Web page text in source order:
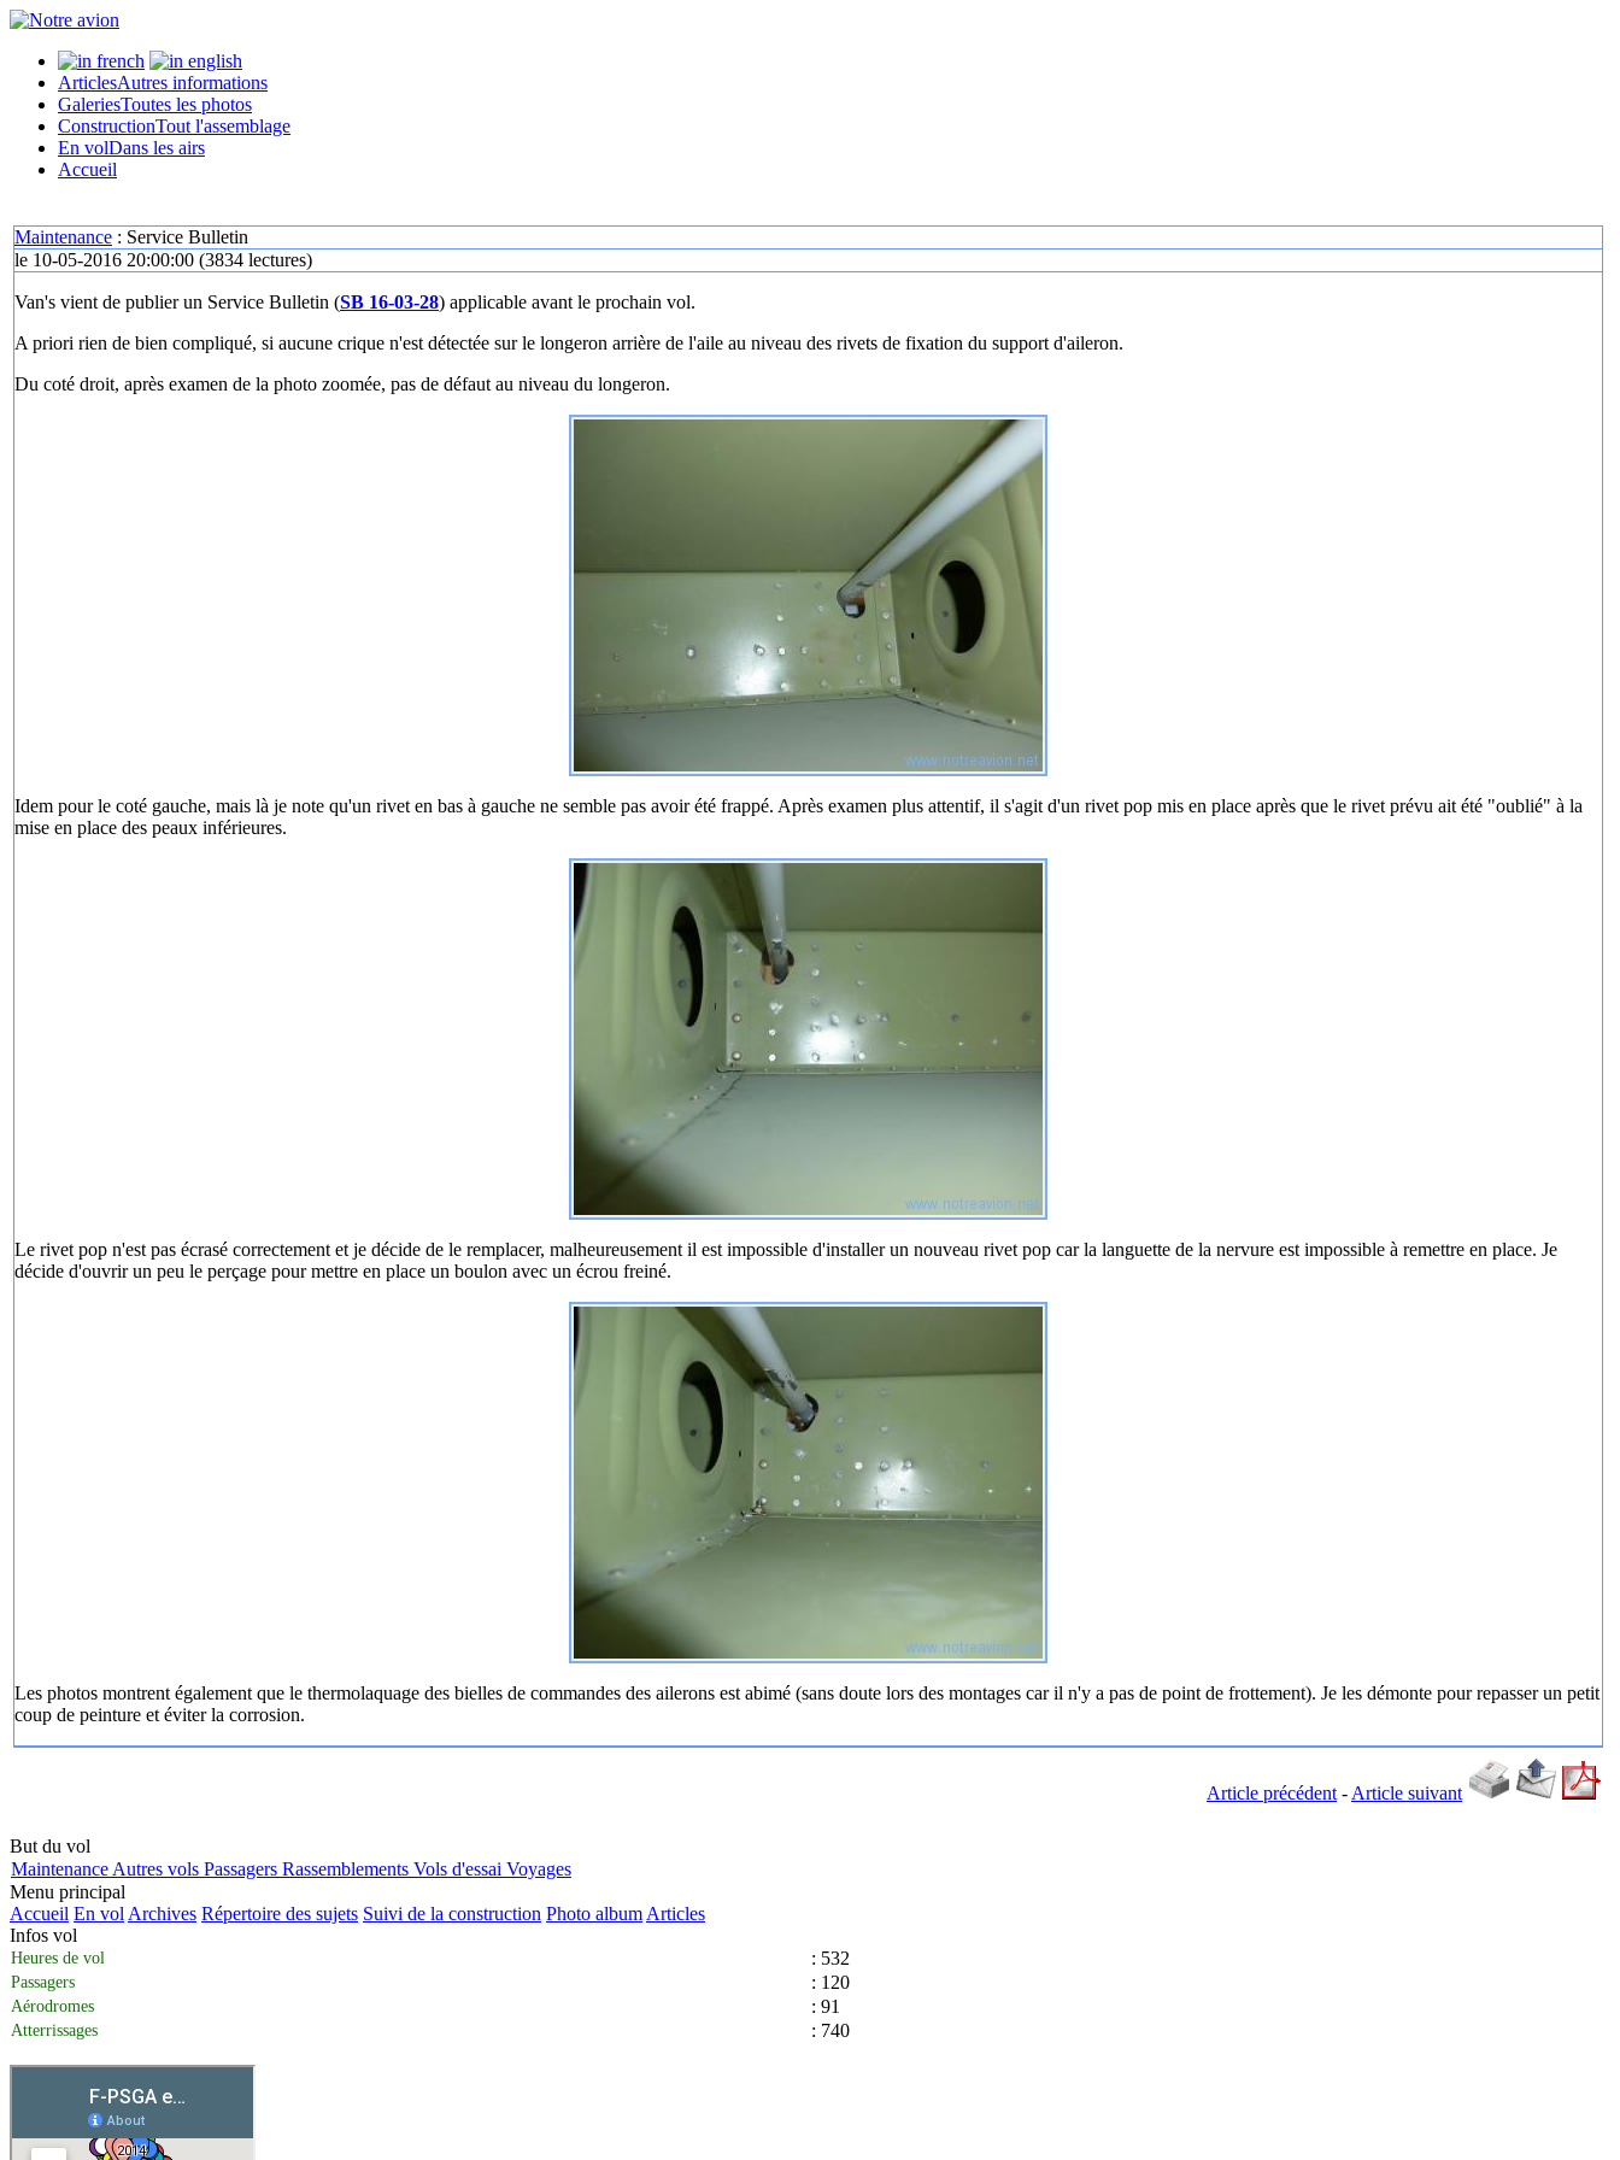
ArticlesAutres informations
GaleriesToutes les photos
ConstructionTout l'assemblage
En volDans les airs
Accueil
Maintenance : Service Bulletin
le 10-05-2016 20:00:00 (3834 lectures)
Van's vient de publier un Service Bulletin (SB 16-03-28) applicable avant le prochain vol.
A priori rien de bien compliqué, si aucune crique n'est détectée sur le longeron arrière de l'aile au niveau des rivets de fixation du support d'aileron.
Du coté droit, après examen de la photo zoomée, pas de défaut au niveau du longeron.
Idem pour le coté gauche, mais là je note qu'un rivet en bas à gauche ne semble pas avoir été frappé. Après examen plus attentif, il s'agit d'un rivet pop mis en place après que le rivet prévu ait été "oublié" à la
mise en place des peaux inférieures.
Le rivet pop n'est pas écrasé correctement et je décide de le remplacer, malheureusement il est impossible d'installer un nouveau rivet pop car la languette de la nervure est impossible à remettre en place. Je
décide d'ouvrir un peu le perçage pour mettre en place un boulon avec un écrou freiné.
Les photos montrent également que le thermolaquage des bielles de commandes des ailerons est abimé (sans doute lors des montages car il n'y a pas de point de frottement). Je les démonte pour repasser un petit
coup de peinture et éviter la corrosion.
Article précédent - Article suivant
But du vol
Maintenance Autres vols Passagers Rassemblements Vols d'essai Voyages
Menu principal
Accueil En vol Archives Répertoire des sujets Suivi de la construction Photo album Articles
Infos vol
Heures de vol : 532
Passagers : 120
Aérodromes : 91
Atterrissages : 740